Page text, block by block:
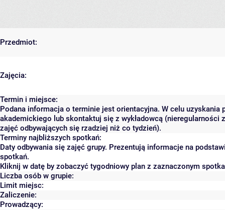
Przedmiot:
Zajęcia:
Termin i miejsce:
Podana informacja o terminie jest orientacyjna. W celu
akademickiego lub skontaktuj się z wykładowcą (nieregularności
zajęć odbywających się rzadziej niż co tydzień).
Terminy najbliższych spotkań:
Daty odbywania się zajęć grupy. Prezentują informacje na
spotkań.
Kliknij w datę by zobaczyć tygodniowy plan z zaznaczonym
Liczba osób w grupie:
Limit miejsc:
Zaliczenie:
Prowadzący: